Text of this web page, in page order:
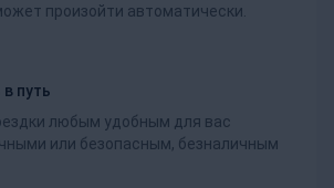
произойти автоматически.
путь
любым удобным для вас
или безопасным, безналичным